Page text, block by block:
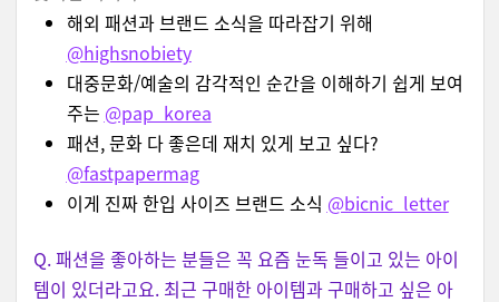
해외 패션과 브랜드 소식을 따라잡기 위해
@highsnobiety
대중문화/예술의 감각적인 순간을 이해하기 쉽게 보여
주는 @pap_korea
패션, 문화 다 좋은데 재치 있게 보고 싶다?
@fastpapermag
이게 진짜 한입 사이즈 브랜드 소식 @bicnic_letter
Q. 패션을 좋아하는 분들은 꼭 요즘 눈독 들이고 있는 아이
템이 있더라고요. 최근 구매한 아이템과 구매하고 싶은 아